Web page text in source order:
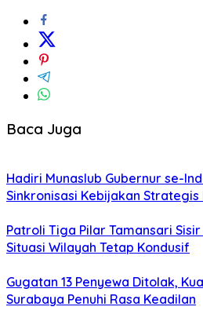
Baca Juga
Hadiri Munaslub Gubernur se-
Sinkronisasi Kebijakan Strategis
Patroli Tiga Pilar Tamansari
Situasi Wilayah Tetap Kondusif
Gugatan 13 Penyewa Ditolak,
Surabaya Penuhi Rasa Keadilan